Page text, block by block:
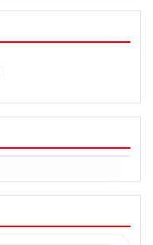
İddialarına